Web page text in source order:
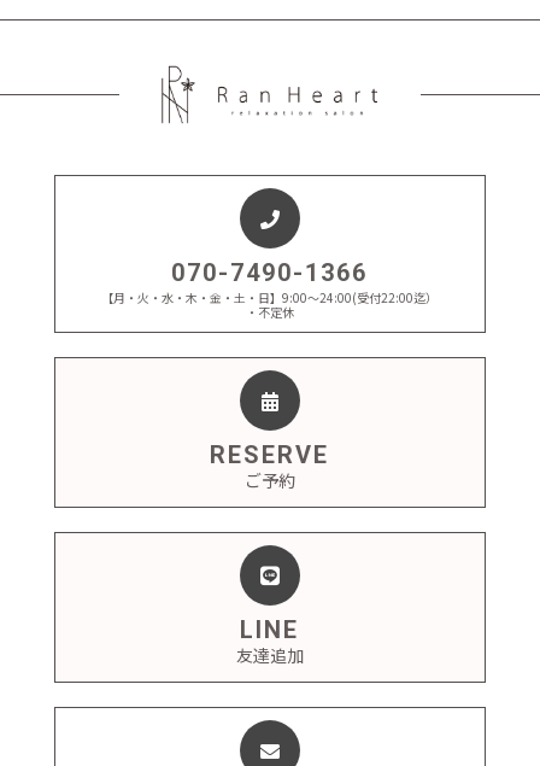
070-7490-1366
【月・火・水・木・金・土・日】9:00～24:00(受付22:00迄）
・不定休
RESERVE
ご予約
LINE
友達追加